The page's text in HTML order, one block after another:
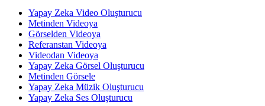
Yapay Zeka Video Oluşturucu
Metinden Videoya
Görselden Videoya
Referanstan Videoya
Videodan Videoya
Yapay Zeka Görsel Oluşturucu
Metinden Görsele
Yapay Zeka Müzik Oluşturucu
Yapay Zeka Ses Oluşturucu